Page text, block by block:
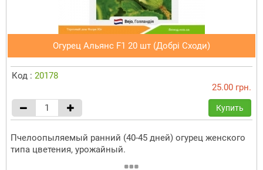
Огурец Альянс F1 20 шт (Добрі Сходи)
Код : 20178
25.00 грн.
Купить
Пчелоопыляемый ранний (40-45 дней) огурец женского
типа цветения, урожайный.